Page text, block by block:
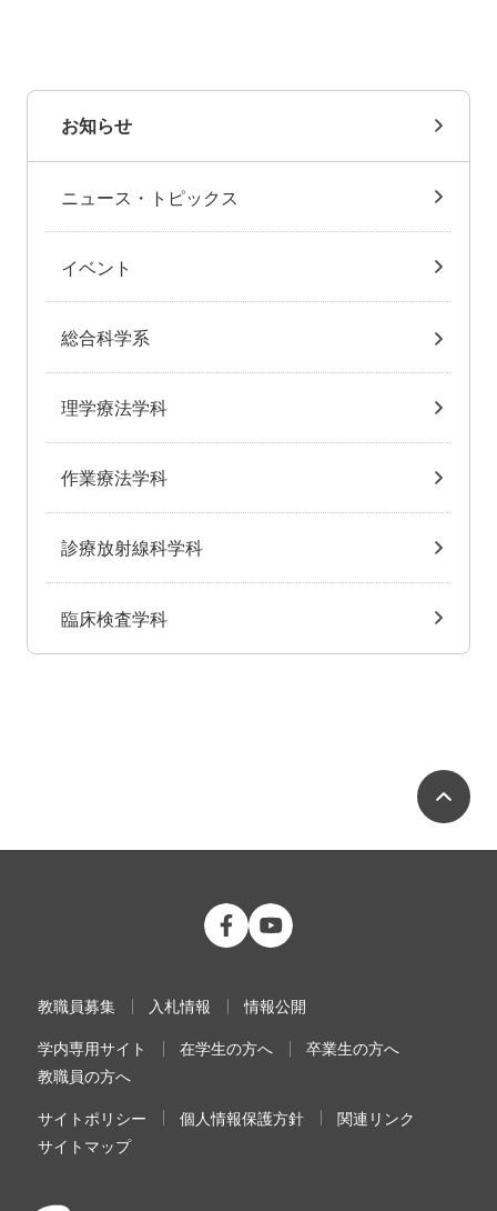
お知らせ
ニュース・トピックス
イベント
総合科学系
理学療法学科
作業療法学科
診療放射線科学科
臨床検査学科
公立大学法人 福島県立医科大学
教職員募集 入札情報 情報公開
学内専用サイト 在学生の方へ
卒業生の方へ
教職員の方へ
サイトポリシー 個人情報保護方針
関連リンク
サイトマップ